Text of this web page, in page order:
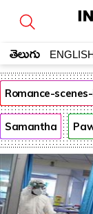
తెలుగు
Romance-
Samantha